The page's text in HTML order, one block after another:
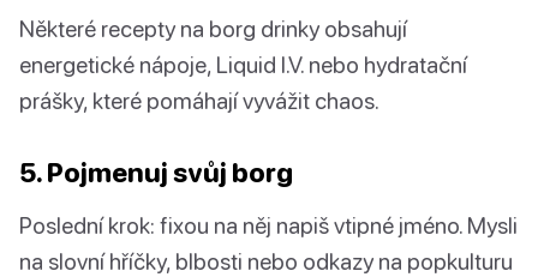
Některé recepty na borg drinky obsahují
energetické nápoje, Liquid I.V. nebo hydratační
prášky, které pomáhají vyvážit chaos.
5. Pojmenuj svůj borg
Poslední krok: fixou na něj napiš vtipné jméno. Mysli
na slovní hříčky, blbosti nebo odkazy na popkulturu